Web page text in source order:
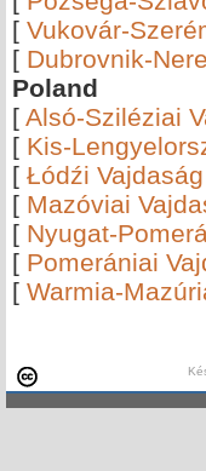
[ Vukovár-
[ Dubrovnik-
Poland
[ Alsó-Sziléziai
[ Kis-
[ Łódźi Vajdaság
[ Mazóviai
[ Nyugat-
[ Pomerániai
[ Warmia-